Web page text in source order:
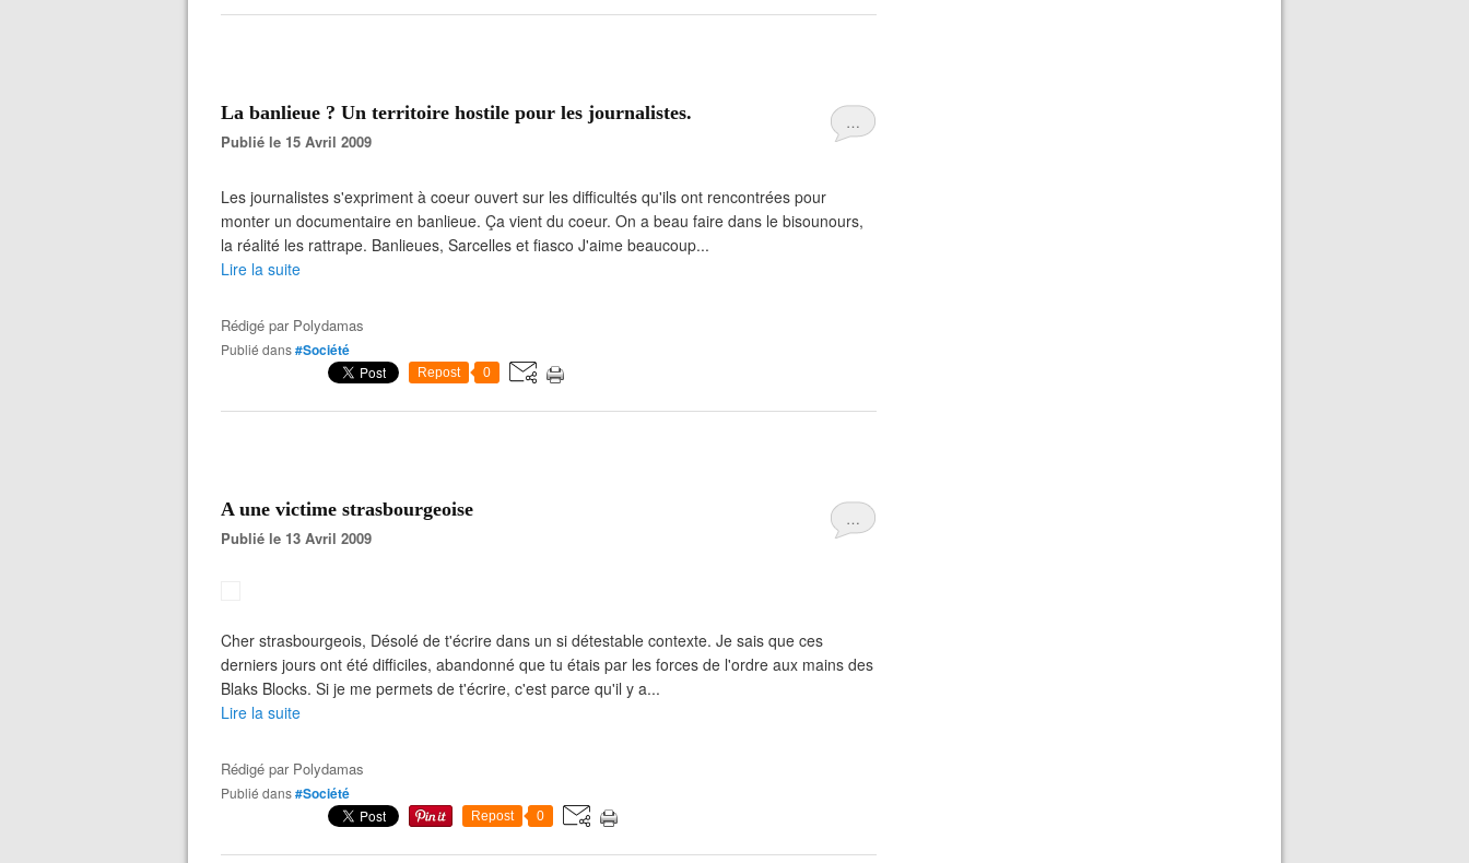
…
La banlieue ? Un territoire hostile pour les journalistes.
Publié le 15 Avril 2009
Les journalistes s'expriment à coeur ouvert sur les difficultés qu'ils ont rencontrées pour
monter un documentaire en banlieue. Ça vient du coeur. On a beau faire dans le bisounours,
la réalité les rattrape. Banlieues, Sarcelles et fiasco J'aime beaucoup...
Lire la suite
Rédigé par Polydamas
Publié dans#Société
Repost 0
…
A une victime strasbourgeoise
Publié le 13 Avril 2009
Cher strasbourgeois, Désolé de t'écrire dans un si détestable contexte. Je sais que ces
derniers jours ont été difficiles, abandonné que tu étais par les forces de l'ordre aux mains des
Blaks Blocks. Si je me permets de t'écrire, c'est parce qu'il y a...
Lire la suite
Rédigé par Polydamas
Publié dans#Société
Repost 0